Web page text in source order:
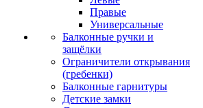
Правые
Универсальные
Балконные ручки и
защёлки
Ограничители открывания
(гребенки)
Балконные гарнитуры
Детские замки